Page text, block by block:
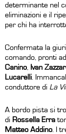
determinante nel
eliminazioni e il
per chi ha
Confermata la
comando, pronti
Canino
Ivan
Lucarelli .
conduttore di La
A bordo pista si
di Rossella Erra
Matteo Addino . I